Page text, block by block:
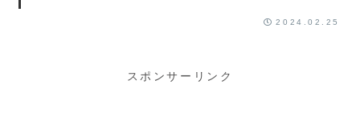
2024.02.25
スポンサーリンク